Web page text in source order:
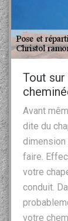
Tout sur
Avant
dite du
dimension
faire.
votre
conduit.
votre